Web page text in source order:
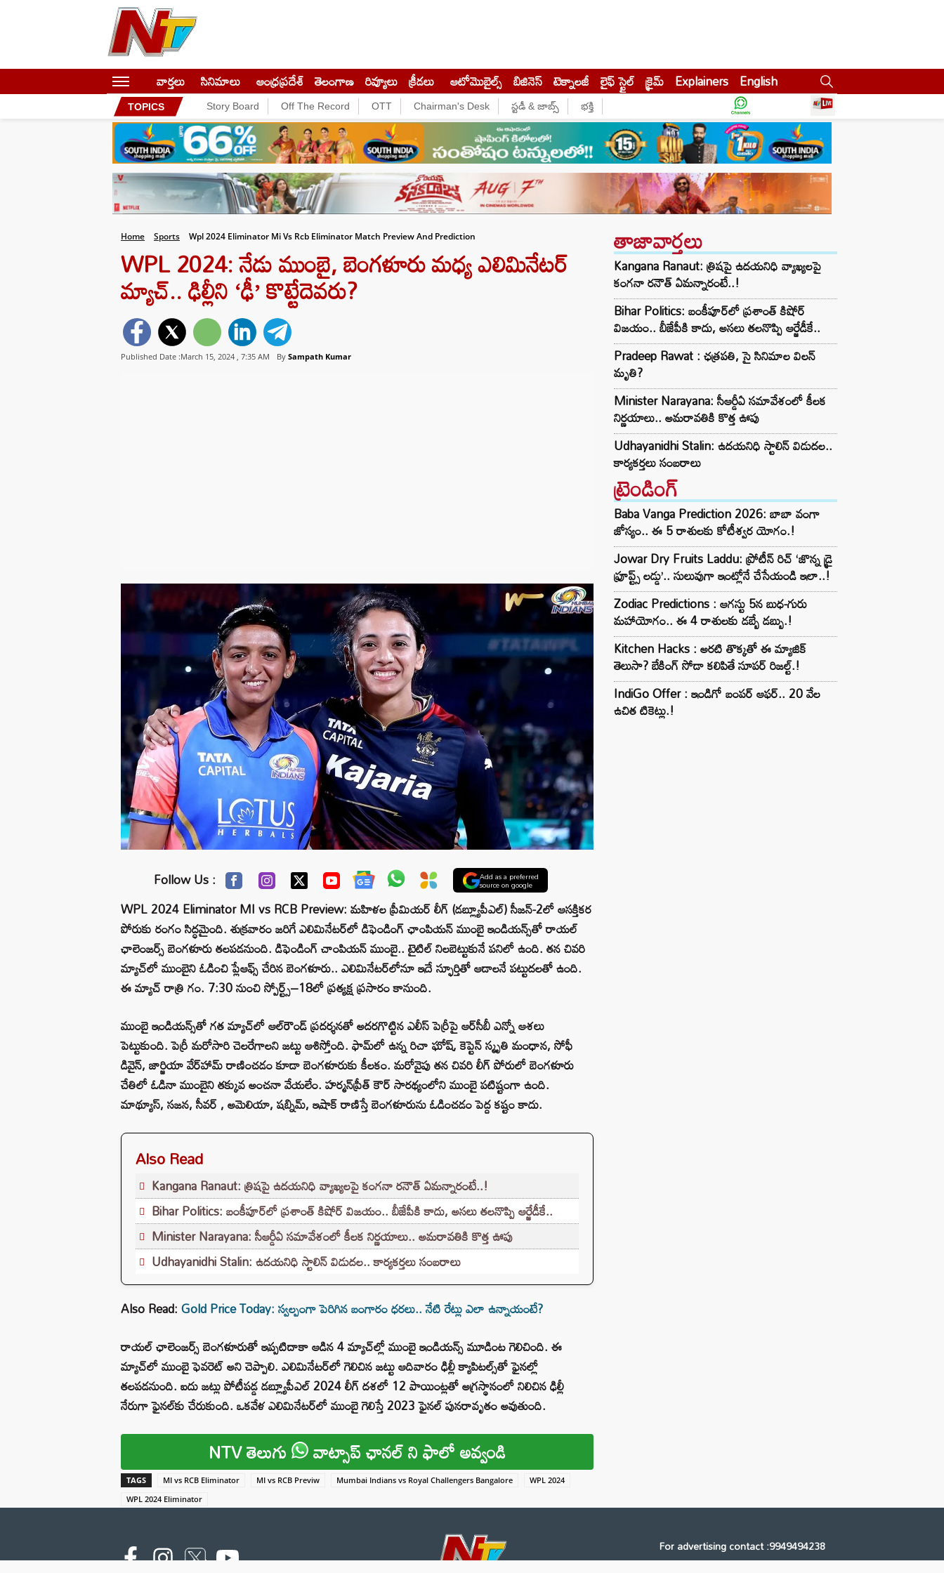
వార్తలు సినిమాలు ఆంధ్రప్రదేశ్ తెలంగాణ రివ్యూలు క్రీడలు ఆటోమొబైల్స్ బిజినెస్‌ టెక్నాలజీ లైఫ్ స్టైల్ క్రైమ్ Explainers English
TOPICS Story Board Off The Record OTT Chairman's Desk స్టడీ & జాబ్స్ భక్తి
Home Sports Wpl 2024 Eliminator Mi Vs Rcb Eliminator Match Preview And Prediction
WPL 2024: నేడు ముంబై, బెంగళూరు మధ్య ఎలిమినేటర్‌
మ్యాచ్.. ఢిల్లీని ‘ఢీ’ కొట్టేదెవరు?
Published Date :March 15, 2024 , 7:35 AM By Sampath Kumar
Follow Us : Add as a preferred
source on google
WPL 2024 Eliminator MI vs RCB Preview: మహిళల ప్రీమియర్‌ లీగ్‌ (డబ్ల్యూపీఎల్‌) సీజన్‌-2లో ఆసక్తికర
పోరుకు రంగం సిద్ధమైంది. శుక్రవారం జరిగే ఎలిమినేటర్‌లో డిఫెండింగ్‌ ఛాంపియన్‌ ముంబై ఇండియన్స్‌తో రాయల్‌
ఛాలెంజర్స్‌ బెంగళూరు తలపడనుంది. డిఫెండింగ్‌ చాంపియన్‌ ముంబై.. టైటిల్‌ నిలబెట్టుకునే పనిలో ఉంది. తన చివరి
మ్యాచ్‌లో ముంబైని ఓడించి ప్లేఆఫ్స్‌ చేరిన బెంగళూరు.. ఎలిమినేటర్‌లోనూ ఇదే స్ఫూర్తితో ఆడాలనే పట్టుదలతో ఉంది.
ఈ మ్యాచ్ రాత్రి గం. 7:30 నుంచి స్పోర్ట్స్‌–18లో ప్రత్యక్ష ప్రసారం కానుంది.
ముంబై ఇండియన్స్‌తో గత మ్యాచ్‌లో ఆల్‌రౌండ్‌ ప్రదర్శనతో అదరగొట్టిన ఎలీస్‌ పెర్రీపై ఆర్‌సీబీ ఎన్నో ఆశలు
పెట్టుకుంది. పెర్రీ మరోసారి చెలరేగాలని జట్టు ఆశిస్తోంది. ఫామ్‌లో ఉన్న రిచా ఘోష్‌, కెప్టెన్‌ స్మృతి మంధాన, సోఫీ
డివైన్‌, జార్జియా వేర్‌హామ్‌ రాణించడం కూడా బెంగళూరుకు కీలకం. మరోవైపు తన చివరి లీగ్‌ పోరులో బెంగళూరు
చేతిలో ఓడినా ముంబైని తక్కువ అంచనా వేయలేం. హర్మన్‌ప్రీత్‌ కౌర్‌ సారథ్యంలోని ముంబై పటిష్టంగా ఉంది.
మాథ్యూస్, సజన, సీవర్‌ , అమెలియా, షబ్నిమ్‌, ఇషాక్ రాణిస్తే బెంగళూరును ఓడించడం పెద్ద కష్టం కాదు.
Also Read
Kangana Ranaut: త్రిషపై ఉదయనిధి వ్యాఖ్యలపై కంగనా రనౌత్ ఏమన్నారంటే..!
Bihar Politics: బంకీపూర్‌లో ప్రశాంత్ కిషోర్ విజయం.. బీజేపీకి కాదు, అసలు తలనొప్పి ఆర్జేడీకే..
Minister Narayana: సీఆర్డీఏ సమావేశంలో కీలక నిర్ణయాలు.. అమరావతికి కొత్త ఊపు
Udhayanidhi Stalin: ఉదయనిధి స్టాలిన్ విడుదల.. కార్యకర్తలు సంబరాలు
Also Read:Gold Price Today: స్వల్పంగా పెరిగిన బంగారం ధరలు.. నేటి రేట్లు ఎలా ఉన్నాయంటే?
రాయల్‌ ఛాలెంజర్స్‌ బెంగళూరుతో ఇప్పటిదాకా ఆడిన 4 మ్యాచ్‌ల్లో ముంబై ఇండియన్స్‌ మూడింట గెలిచింది. ఈ
మ్యాచ్‌లో ముంబై ఫెవరెట్ అని చెప్పాలి. ఎలిమినేటర్‌లో గెలిచిన జట్టు ఆదివారం ఢిల్లీ క్యాపిటల్స్‌తో ఫైనల్లో
తలపడనుంది. ఐదు జట్లు పోటీపడ్డ డబ్ల్యూపీఎల్‌ 2024 లీగ్‌ దశలో 12 పాయింట్లతో అగ్రస్థానంలో నిలిచిన ఢిల్లీ
నేరుగా ఫైనల్‌కు చేరుకుంది. ఒకవేళ ఎలిమినేటర్‌లో ముంబై గెలిస్తే 2023 ఫైనల్‌ పునరావృతం అవుతుంది.
NTV తెలుగు వాట్సాప్ ఛానల్ ని ఫాలో అవ్వండి
TAGS MI vs RCB Eliminator MI vs RCB Previw Mumbai Indians vs Royal Challengers Bangalore
WPL 2024
WPL 2024 Eliminator
తాజావార్తలు
Kangana Ranaut: త్రిషపై ఉదయనిధి వ్యాఖ్యలపై
కంగనా రనౌత్ ఏమన్నారంటే..!
Bihar Politics: బంకీపూర్‌లో ప్రశాంత్ కిషోర్
విజయం.. బీజేపీకి కాదు, అసలు తలనొప్పి ఆర్జేడీకే..
Pradeep Rawat : ఛత్రపతి, సై సినిమాల విలన్
మృతి?
Minister Narayana: సీఆర్డీఏ సమావేశంలో కీలక
నిర్ణయాలు.. అమరావతికి కొత్త ఊపు
Udhayanidhi Stalin: ఉదయనిధి స్టాలిన్ విడుదల..
కార్యకర్తలు సంబరాలు
ట్రెండింగ్‌
Baba Vanga Prediction 2026: బాబా వంగా
జోస్యం.. ఈ 5 రాశులకు కోటీశ్వర యోగం.!
Jowar Dry Fruits Laddu: ప్రోటీన్ రిచ్ ‘జొన్న డ్రై
ఫ్రూప్ట్స్ లడ్డు’.. సులువుగా ఇంట్లోనే చేసేయండి ఇలా..!
Zodiac Predictions : ఆగస్టు 5న బుధ-గురు
మహాయోగం.. ఈ 4 రాశులకు డబ్బే డబ్బు.!
Kitchen Hacks : అరటి తొక్కతో ఈ మ్యాజిక్
తెలుసా? బేకింగ్ సోడా కలిపితే సూపర్ రిజల్ట్.!
IndiGo Offer : ఇండిగో బంపర్ ఆఫర్.. 20 వేల
ఉచిత టికెట్లు.!
For advertising contact :9949494238
Email: digital@ntvnetwork.com